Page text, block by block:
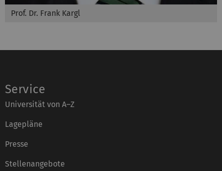
Prof. Dr. Frank Kargl
Service
Universität von A–Z
Lagepläne
Presse
Stellenangebote